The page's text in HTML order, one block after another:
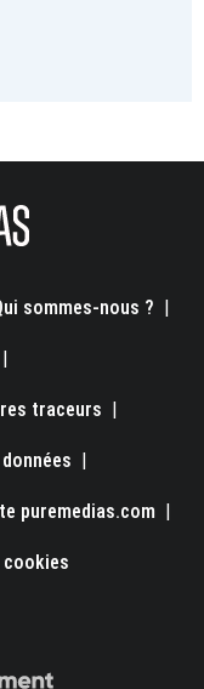
sommes-nous ? |
|
traceurs |
|
puremedias.com |